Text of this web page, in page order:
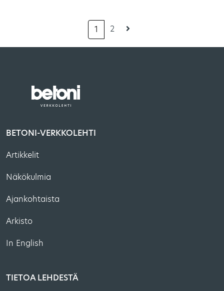
1 2
BETONI-VERKKOLEHTI
Artikkelit
Näkökulmia
Ajankohtaista
Arkisto
In English
TIETOA LEHDESTÄ